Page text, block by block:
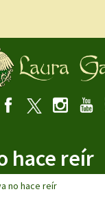
hace reír
no hace reír